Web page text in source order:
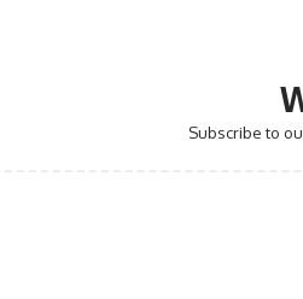
Subscribe to